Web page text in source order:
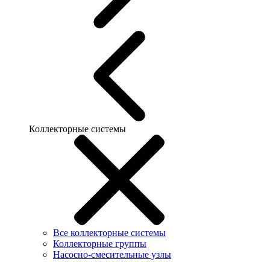
Коллекторные системы
Все коллекторные системы
Коллекторные группы
Насосно-смесительные узлы